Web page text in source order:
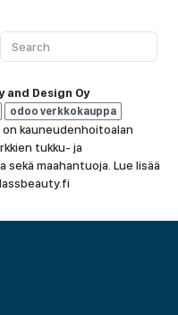
and Design Oy
odoo verkkokauppa
on kauneudenhoitoalan
tukku- ja
sekä maahantuoja. Lue lisää